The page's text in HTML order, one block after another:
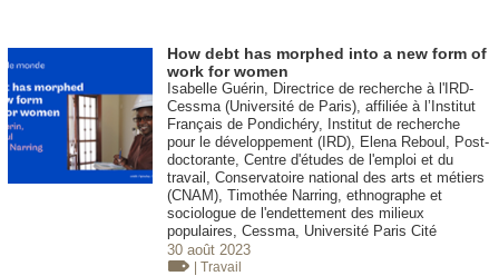
How debt has morphed into a new form of
work for women
Isabelle Guérin, Directrice de recherche à l'IRD-
Cessma (Université de Paris), affiliée à l’Institut
Français de Pondichéry, Institut de recherche
pour le développement (IRD), Elena Reboul, Post-
doctorante, Centre d'études de l'emploi et du
travail, Conservatoire national des arts et métiers
(CNAM), Timothée Narring, ethnographe et
sociologue de l'endettement des milieux
populaires, Cessma, Université Paris Cité
30 août 2023
| Travail